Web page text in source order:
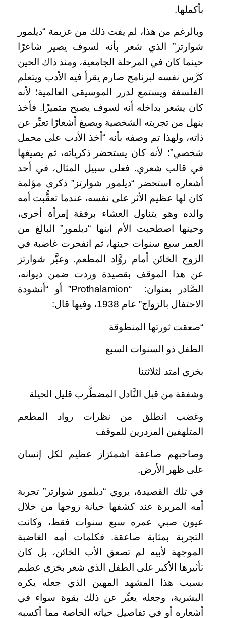
بأكملها.
وبالرغم من هذا، لم يفت ذلك من عزيمة “ديلمور
شوارتز” الذي شعر بأنه لسوف يصير شاعرًا
حينما كان في المرحلة الجامعية، ومنذ ذاك الحين
كرَّس نفسه لبرنامج صارم يقرأ فيه الأدب ويتعلم
الفلسفة ويستمع لدرر الموسيقى العالمية؛ لأنه
كان يشعر بداخله أنه لسوف يصبح متميزًا. فأخذ
ينهل من تجربته الشخصية ويصيغ أشعارًا تعبِّر عن
ذاته، ولهذا تم وصفه بأنه “أخذ الأدب على محمل
شخصي”؛ لأنه كان يستحضر ذكرياته، ثم يصيغها
في قالب شعري. فعلى سبيل المثال، في أحد
أشعاره استحضر “ديلمور شوارتز” ذكرى مؤلمة
كان لها عظيم الأثر على نفسه، عندما تعقُّبت أمه
والده وهو يتناول العشاء برفقة إمرأة أخرى،
وحينها اصطحبت الأم ابنها “ديلمور” البالغ من
العمر سبع سنوات حينها، ثم انفجرت غاضبة في
الزوج الخائن أمام روَّاد المطعم. وعبَّر شوارتز
عن هذا الموقف بقصيدة وردت ضمن ديوانه،
الصَّادر بعنوان: “Prothalamion” أو “أنشودة
الاحتفال بالزواج” عام 1938، وفيها قال:
“صعقت ثورتها المنطوقة
الطفل ذو السنوات السبع
بخزي امتد لثلاثتنا
وشفقة من قبل النَّادل المضطَّرب قليل الحيلة
وغضب انطلق من نظرات رواد المطعم
المتلهفين المزدرين للموقف
وصاحبهم صاعقة اشمئزاز عظيم لكل إنسان
على ظهر الأرض.
في تلك القصيدة، يروي “ديلمور شوارتز” تجربة
أمه المريرة عند كشفها خيانة زوجها من خلال
عيون صبي عمره سبع سنوات فقط، وكانت
التجربة بمثابة صاعقة. فكلمات أمه الغاضبة
الموجهة لأبيه لم تصعق الأب الخائن، بل كان
تأثيرها الأكبر على الطفل الذي شعر بخزي عظيم
بسبب هذا المشهد المهين الذي جعله يكره
البشرية، وجعله يعبِّر عن ذلك بقوة سواء في
أشعاره أو في تفاصيل حياته الخاصة مما أكسبه